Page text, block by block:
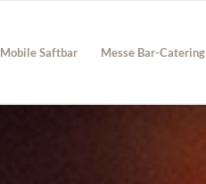
Mobile Saftbar Messe Bar-Catering